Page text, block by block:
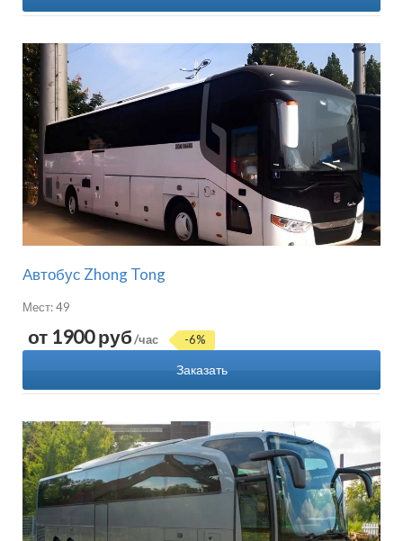
Автобус Zhong Tong
Мест: 49
от 1900 руб/час -6%
Заказать